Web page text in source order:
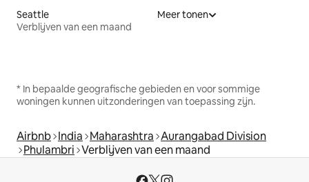
Seattle
Verblijven van een maand
Meer tonen
* In bepaalde geografische gebieden en voor sommige
woningen kunnen uitzonderingen van toepassing zijn.
Airbnb India Maharashtra Aurangabad Division
Phulambri Verblijven van een maand